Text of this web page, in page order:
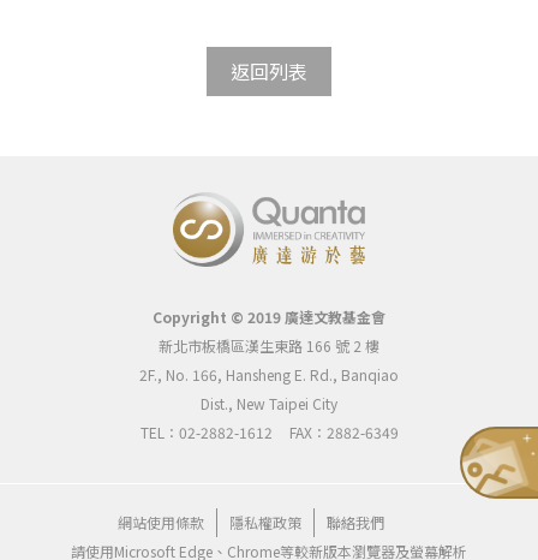
返回列表
Copyright © 2019 廣達文教基金會
新北市板橋區漢生東路 166 號 2 樓
2F., No. 166, Hansheng E. Rd., Banqiao
Dist., New Taipei City
TEL：02-2882-1612
FAX：2882-6349
網站使用條款 隱私權政策
聯絡我們
請使用Microsoft Edge、Chrome等較新版本瀏覽器及螢幕解析